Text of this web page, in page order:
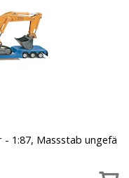
1:87, Massstab ungefä